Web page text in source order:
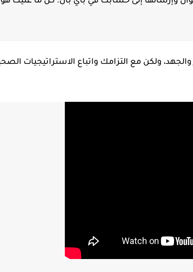
ولكن مع التزامك واتباع الاستراتيجيات